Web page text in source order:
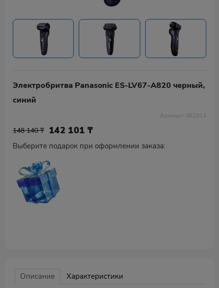
Электробритва Panasonic ES-LV67-A820 черный,
синий
Артикул: 462914
148 140 ₸ 142 101 ₸
Выберите подарок при оформлении заказа:
Описание
Характеристики